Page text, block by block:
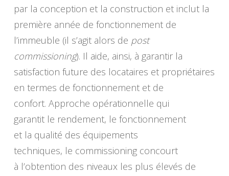
par la conception et la construction et inclut la
première année de fonctionnement de
l’immeuble (il s’agit alors de post
commissioning). Il aide, ainsi, à garantir la
satisfaction future des locataires et propriétaires
en termes de fonctionnement et de
confort. Approche opérationnelle qui
garantit le rendement, le fonctionnement
et la qualité des équipements
techniques, le commissioning concourt
à l’obtention des niveaux les plus élevés de